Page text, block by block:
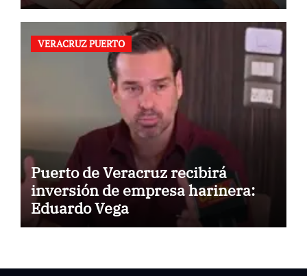
VERACRUZ PUERTO
Puerto de Veracruz recibirá
inversión de empresa harinera:
Eduardo Vega